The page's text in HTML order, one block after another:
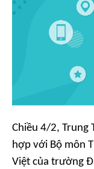
Chiều 4/2, Trung
hợp với Bộ môn
Việt của trường